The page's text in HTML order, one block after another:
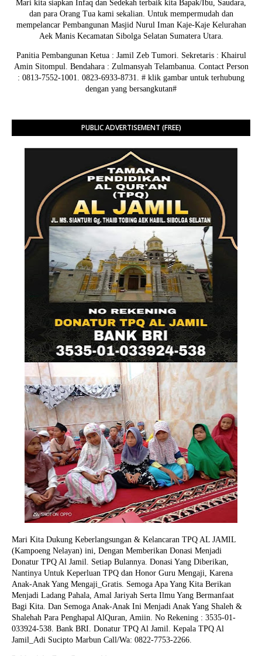
Mari kita siapkan Infaq dan Sedekah terbaik kita Bapak/Ibu, Saudara,
dan para Orang Tua kami sekalian. Untuk mempermudah dan
mempelancar Pembangunan Masjid Nurul Iman Kaje-Kaje Kelurahan
Aek Manis Kecamatan Sibolga Selatan Sumatera Utara.
Panitia Pembangunan Ketua : Jamil Zeb Tumori. Sekretaris : Khairul
Amin Sitompul. Bendahara : Zulmansyah Telambanua. Contact Person
: 0813-7552-1001. 0823-6933-8731. # klik gambar untuk terhubung
dengan yang bersangkutan#
PUBLIC ADVERTISEMENT (FREE)
Mari Kita Dukung Keberlangsungan & Kelancaran TPQ AL JAMIL
(Kampoeng Nelayan) ini, Dengan Memberikan Donasi Menjadi
Donatur TPQ Al Jamil. Setiap Bulannya. Donasi Yang Diberikan,
Nantinya Untuk Keperluan TPQ dan Honor Guru Mengaji, Karena
Anak-Anak Yang Mengaji_Gratis. Semoga Apa Yang Kita Berikan
Menjadi Ladang Pahala, Amal Jariyah Serta Ilmu Yang Bermanfaat
Bagi Kita. Dan Semoga Anak-Anak Ini Menjadi Anak Yang Shaleh &
Shalehah Para Penghapal AlQuran, Amiin. No Rekening : 3535-01-
033924-538. Bank BRI. Donatur TPQ Al Jamil. Kepala TPQ Al
Jamil_Adi Sucipto Marbun Call/Wa: 0822-7753-2266.